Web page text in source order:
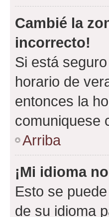
Cambié la
incorrecto!
Si está
horario de
entonces la
comuniquese
Arriba
¡Mi idioma
Esto se
de su idioma